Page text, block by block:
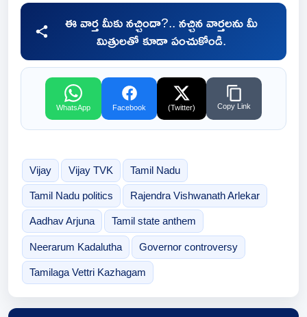
ఈ వార్త మీకు నచ్చిందా?.. నచ్చిన వార్తలను మీ
మిత్రులతో కూడా పంచుకోండి.
WhatsApp Facebook (Twitter) Copy Link
Vijay Vijay TVK Tamil Nadu
Tamil Nadu politics Rajendra Vishwanath Arlekar
Aadhav Arjuna Tamil state anthem
Neerarum Kadalutha Governor controversy
Tamilaga Vettri Kazhagam